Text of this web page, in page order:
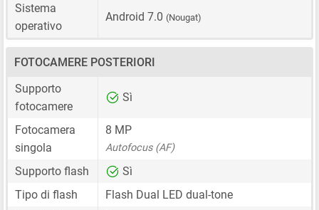
Sistema
operativo
Android 7.0 (Nougat)
FOTOCAMERE POSTERIORI
Supporto
fotocamere
Sì
Fotocamera
singola
8 MP
Autofocus (AF)
Supporto flash
Sì
Tipo di flash
Flash Dual LED dual-tone